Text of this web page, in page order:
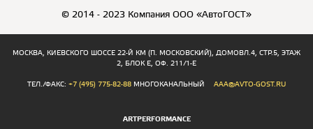
© 2014 - 2023 Компания ООО «АвтоГОСТ»
МОСКВА, КИЕВСКОГО ШОССЕ 22-Й КМ (П. МОСКОВСКИЙ), ДОМОВЛ.4, СТР.5, ЭТАЖ
2, БЛОК Е, ОФ. 211/1-Е
ТЕЛ./ФАКС: +7 (495) 775-82-88 МНОГОКАНАЛЬНЫЙ AAA@AVTO-GOST.RU
ARTPERFORMANCE